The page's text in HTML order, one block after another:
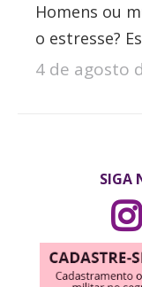
Homens ou
o estresse?
4 de agosto
SIGA